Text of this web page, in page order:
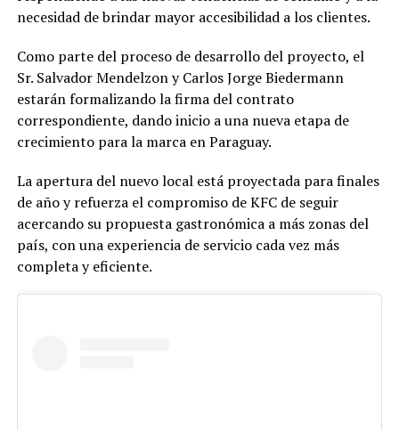
necesidad de brindar mayor accesibilidad a los clientes.
Como parte del proceso de desarrollo del proyecto, el
Sr. Salvador Mendelzon y Carlos Jorge Biedermann
estarán formalizando la firma del contrato
correspondiente, dando inicio a una nueva etapa de
crecimiento para la marca en Paraguay.
La apertura del nuevo local está proyectada para finales
de año y refuerza el compromiso de KFC de seguir
acercando su propuesta gastronómica a más zonas del
país, con una experiencia de servicio cada vez más
completa y eficiente.